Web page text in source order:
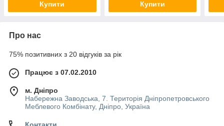
Купити Купити
Про нас
75% позитивних з 20 відгуків за рік
Працює з 07.02.2010
м. Дніпро
Набережна Заводська, 7. Територія Дніпропетровського
Меблевого Комбінату, Дніпро, Україна